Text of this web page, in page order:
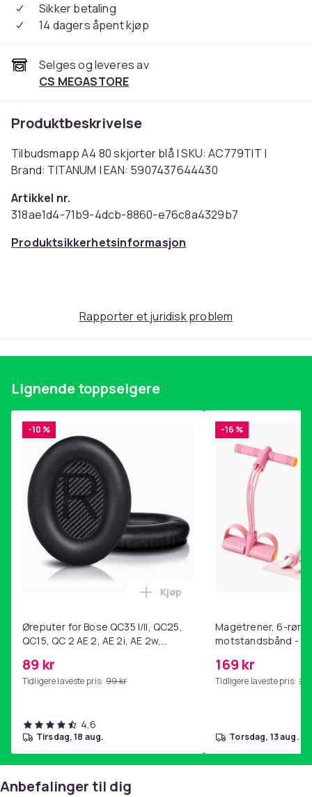
Sikker betaling
14 dagers åpent kjøp
Selges og leveres av
CS MEGASTORE
Produktbeskrivelse
Tilbudsmapp A4 80 skjorter blå | SKU: AC779TIT |
Brand: TITANUM | EAN: 5907437644430
Artikkel nr.
318ae1d4-71b9-4dcb-8860-e76c8a4329b7
Produktsikkerhetsinformasjon
Rapporter et juridisk problem
Lignende toppselgere
-10 %
Øreputer for Bose QC35 I/II, QC25,
QC15, QC 2 AE 2, AE 2i, AE 2w,
89 kr
Tidligere laveste pris: 99 kr
Legg Øreputer for Bose QC35
Kjøp
4,6
tirsdag, 18 aug.
-16 %
Magetrener, 6-rørs
motstandsbånd -
hjemmegymnastikk
169 kr
Tidligere laveste pris:
torsdag, 13 aug.
Anbefalinger til dig